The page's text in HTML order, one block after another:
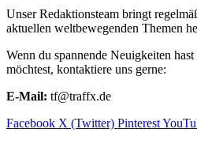
Unser Redaktionsteam bringt
aktuellen weltbewegenden Themen
Wenn du spannende Neuigkeiten
möchtest, kontaktiere uns gerne:
E-Mail: tf@traffx.de
Facebook X (Twitter) Pinterest